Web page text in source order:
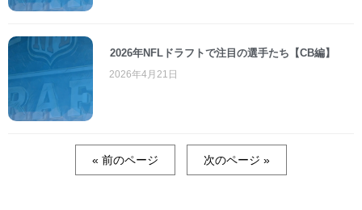
2026年NFLドラフトで注目の選手たち【CB編】
2026年4月21日
« 前のページ 次のページ »